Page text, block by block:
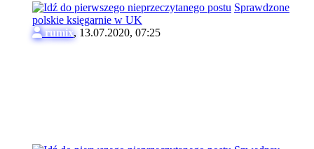
Sprawdzone
polskie księgarnie w UK
rumix, 13.07.2020, 07:25